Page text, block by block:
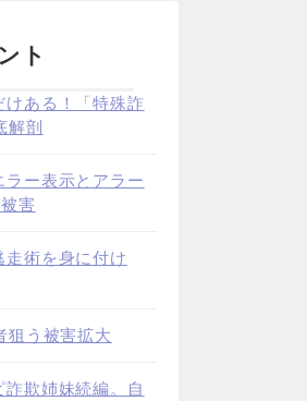
ト
けある！「特殊詐
解剖
ー表示とアラー
害
走術を身に付け
狙う被害拡大
詐欺姉妹続編。自